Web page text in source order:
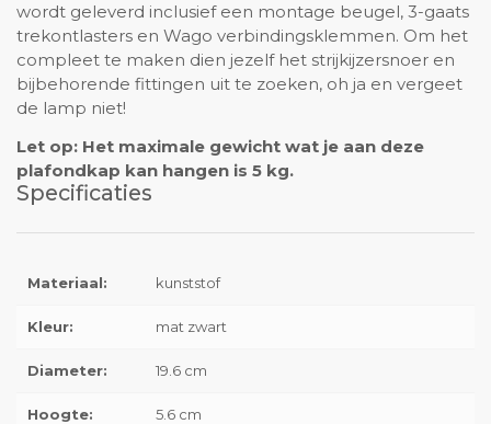
wordt geleverd inclusief een montage beugel, 3-gaats
trekontlasters en Wago verbindingsklemmen. Om het
compleet te maken dien jezelf het strijkijzersnoer en
bijbehorende fittingen uit te zoeken, oh ja en vergeet
de lamp niet!
Let op: Het maximale gewicht wat je aan deze
plafondkap kan hangen is 5 kg.
Specificaties
Materiaal: kunststof
Kleur: mat zwart
Diameter: 19.6 cm
Hoogte: 5.6 cm